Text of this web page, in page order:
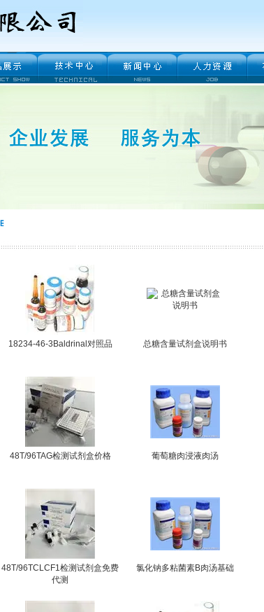
18234-46-3Baldrinal对照品 总糖含量试剂盒说明书
48T/96TAG检测试剂盒价格 葡萄糖肉浸液肉汤
48T/96TCLCF1检测试剂盒免费
代测
氯化钠多粘菌素B肉汤基础